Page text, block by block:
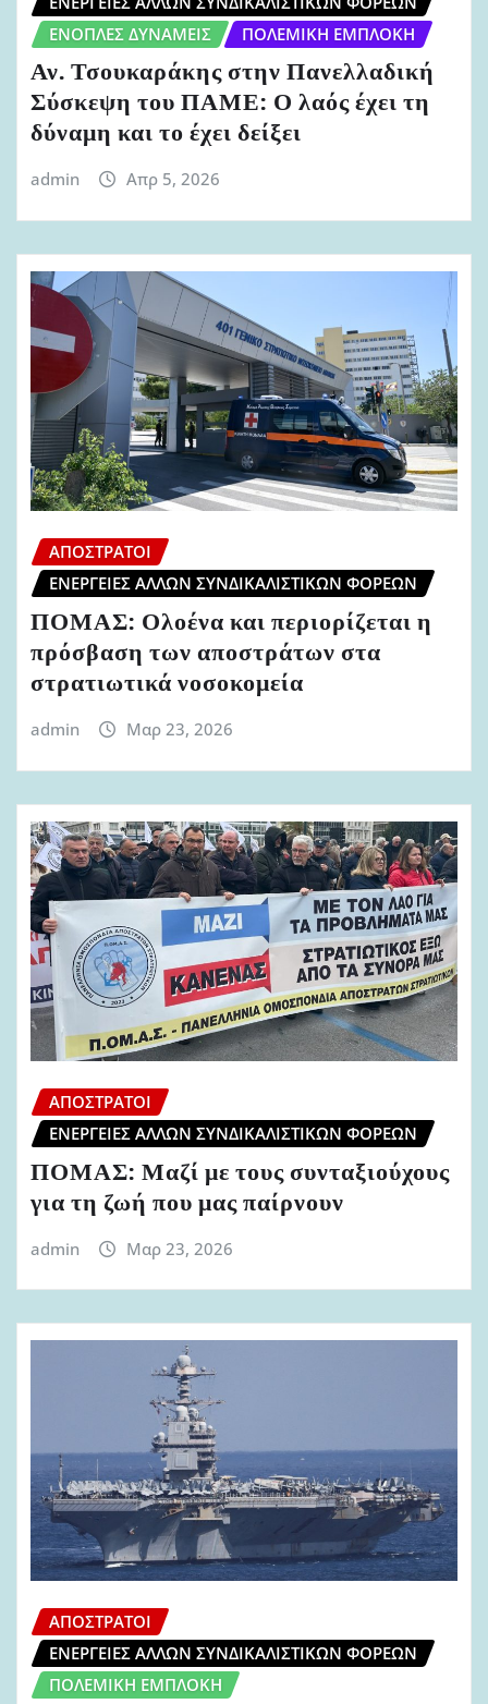
ΈΝΟΠΛΕΣ ΔΥΝΆΜΕΙΣ
ΠΟΛΕΜΙΚΉ ΕΜΠΛΟΚΉ
Αν. Τσουκαράκης στην Πανελλαδική
Σύσκεψη του ΠΑΜΕ: Ο λαός έχει τη
δύναμη και το έχει δείξει
admin Απρ 5, 2026
ΑΠΌΣΤΡΑΤΟΙ
ΕΝΈΡΓΕΙΕΣ ΆΛΛΩΝ ΣΥΝΔΙΚΑΛΙΣΤΙΚΏΝ ΦΟΡΈΩΝ
ΠΟΜΑΣ: Ολοένα και περιορίζεται η
πρόσβαση των αποστράτων στα
στρατιωτικά νοσοκομεία
admin Μαρ 23, 2026
ΑΠΌΣΤΡΑΤΟΙ
ΕΝΈΡΓΕΙΕΣ ΆΛΛΩΝ ΣΥΝΔΙΚΑΛΙΣΤΙΚΏΝ ΦΟΡΈΩΝ
ΠΟΜΑΣ: Μαζί με τους συνταξιούχους
για τη ζωή που μας παίρνουν
admin Μαρ 23, 2026
ΑΠΌΣΤΡΑΤΟΙ
ΕΝΈΡΓΕΙΕΣ ΆΛΛΩΝ ΣΥΝΔΙΚΑΛΙΣΤΙΚΏΝ ΦΟΡΈΩΝ
ΠΟΛΕΜΙΚΉ ΕΜΠΛΟΚΉ